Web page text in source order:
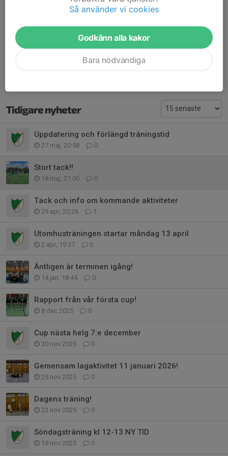
tjejer! De är grymma!!💚
Lagledarna och tränarna!
Tidigare nyheter
Uppdatering och förlängd träningstid
27 maj, 20:58 0
Stort tack!!
18 maj, 21:00 0
Tack och info om kommande aktiviteter
29 apr, 20:26 1
Utomhusträningen startar måndag 13 april
2 apr, 19:37 0
Äntligen är terminen igång!
14 jan, 18:44 0
Rapport från vår första cup!
8 dec 2025 0
Cup nästa helg 7:e december
30 nov 2025 0
Gemensam lagaktivitet 11 januari 2026!
25 nov 2025 0
Dagens träning!
23 nov 2025 0
Söndagsträning kl 12-13 NY TID
19 nov 2025 0
Så använder vi cookies
Godkänn alla kakor
Bara nödvändiga